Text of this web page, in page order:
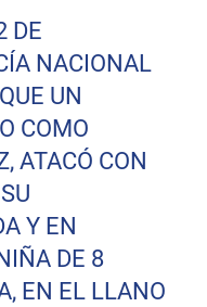
DE
NACIONAL
UN
COMO
ATACÓ CON
Y EN
DE 8
EN EL LLANO